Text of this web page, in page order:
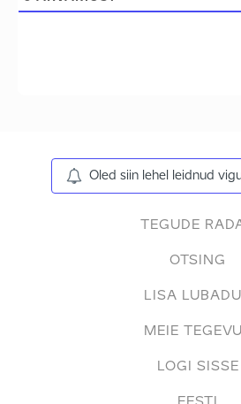
Oled siin lehel leidnud
TEGUDE
OTSING
LISA
MEIE
LOGI SISSE